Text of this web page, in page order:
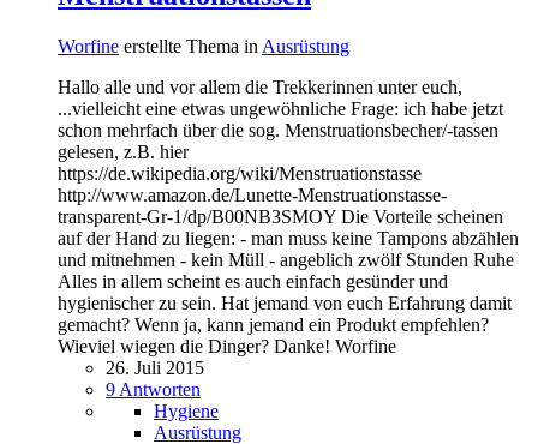
Worfine erstellte Thema in Ausrüstung
Hallo alle und vor allem die Trekkerinnen unter euch,
...vielleicht eine etwas ungewöhnliche Frage: ich habe jetzt
schon mehrfach über die sog. Menstruationsbecher/-tassen
gelesen, z.B. hier
https://de.wikipedia.org/wiki/Menstruationstasse
http://www.amazon.de/Lunette-Menstruationstasse-
transparent-Gr-1/dp/B00NB3SMOY Die Vorteile scheinen
auf der Hand zu liegen: - man muss keine Tampons abzählen
und mitnehmen - kein Müll - angeblich zwölf Stunden Ruhe
Alles in allem scheint es auch einfach gesünder und
hygienischer zu sein. Hat jemand von euch Erfahrung damit
gemacht? Wenn ja, kann jemand ein Produkt empfehlen?
Wieviel wiegen die Dinger? Danke! Worfine
26. Juli 2015
9 Antworten
Hygiene
Ausrüstung